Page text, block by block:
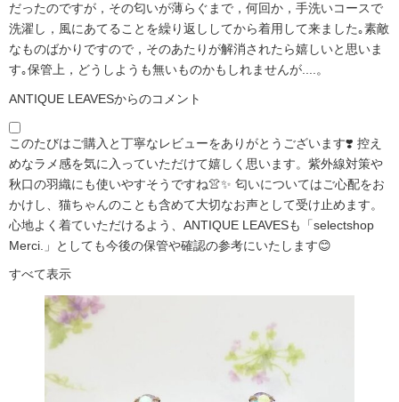
だったのですが，その匂いが薄らぐまで，何回か，手洗いコースで
洗濯し，風にあてることを繰り返ししてから着用して来ました｡素敵
なものばかりですので，そのあたりが解消されたら嬉しいと思いま
す｡保管上，どうしようも無いものかもしれませんが....。
ANTIQUE LEAVESからのコメント
このたびはご購入と丁寧なレビューをありがとうございます❣️ 控え
めなラメ感を気に入っていただけて嬉しく思います。紫外線対策や
秋口の羽織にも使いやすそうですね👚✨ 匂いについてはご心配をお
かけし、猫ちゃんのことも含めて大切なお声として受け止めます。
心地よく着ていただけるよう、ANTIQUE LEAVESも「selectshop
Merci.」としても今後の保管や確認の参考にいたします😊
すべて表示